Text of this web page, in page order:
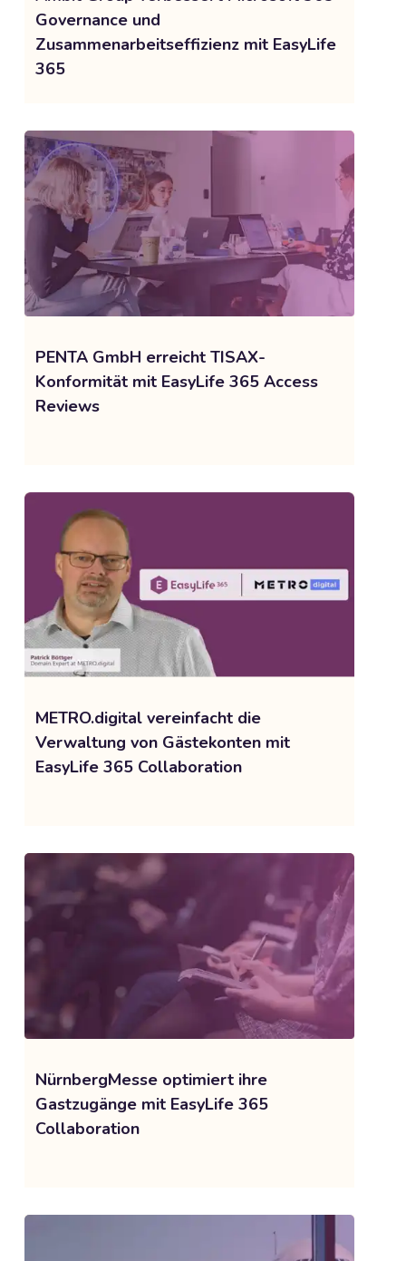
Governance und
Zusammenarbeitseffizienz mit EasyLife
365
PENTA GmbH erreicht TISAX-
Konformität mit EasyLife 365 Access
Reviews
METRO.digital vereinfacht die
Verwaltung von Gästekonten mit
EasyLife 365 Collaboration
NürnbergMesse optimiert ihre
Gastzugänge mit EasyLife 365
Collaboration